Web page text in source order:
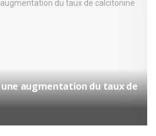
augmentation du taux de